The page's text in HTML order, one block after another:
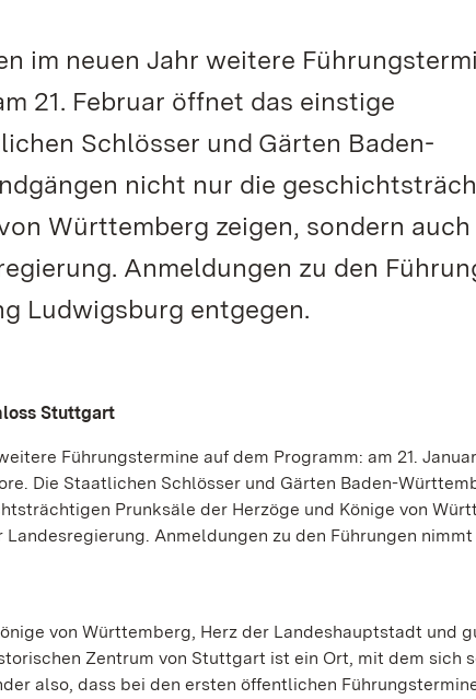
im neuen Jahr weitere
21. Februar öffnet das einstige
Schlösser und Gärten Baden-
nicht nur die
Württemberg zeigen, sondern auch
Anmeldungen zu den
Ludwigsburg entgegen.
Stuttgart
Führungstermine auf dem Programm: am 21.
Die Staatlichen Schlösser und Gärten Baden-
Prunksäle der Herzöge und Könige von
Anmeldungen zu den Führungen
von Württemberg, Herz der Landeshauptstadt und
Zentrum von Stuttgart ist ein Ort, mit dem sich
also, dass bei den ersten öffentlichen